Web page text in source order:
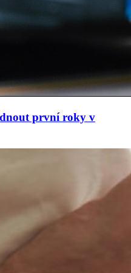
první roky v